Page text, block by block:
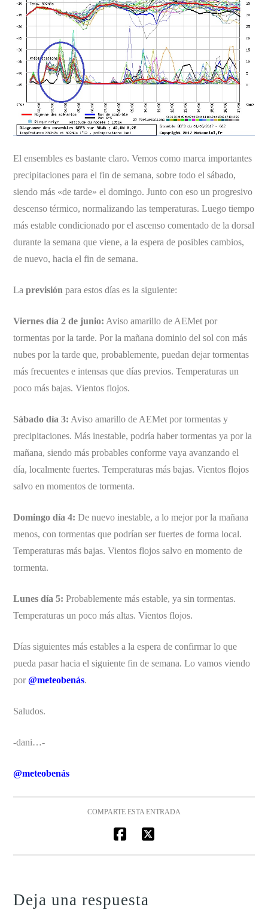
El ensembles es bastante claro. Vemos como marca importantes
precipitaciones para el fin de semana, sobre todo el sábado,
siendo más «de tarde» el domingo. Junto con eso un progresivo
descenso térmico, normalizando las temperaturas. Luego tiempo
más estable condicionado por el ascenso comentado de la dorsal
durante la semana que viene, a la espera de posibles cambios,
de nuevo, hacia el fin de semana.
Laprevisión para estos días es la siguiente:
Viernes día 2 de junio: Aviso amarillo de AEMet por
tormentas por la tarde. Por la mañana dominio del sol con más
nubes por la tarde que, probablemente, puedan dejar tormentas
más frecuentes e intensas que días previos. Temperaturas un
poco más bajas. Vientos flojos.
Sábado día 3: Aviso amarillo de AEMet por tormentas y
precipitaciones. Más inestable, podría haber tormentas ya por la
mañana, siendo más probables conforme vaya avanzando el
día, localmente fuertes. Temperaturas más bajas. Vientos flojos
salvo en momentos de tormenta.
Domingo día 4: De nuevo inestable, a lo mejor por la mañana
menos, con tormentas que podrían ser fuertes de forma local.
Temperaturas más bajas. Vientos flojos salvo en momento de
tormenta.
Lunes día 5: Probablemente más estable, ya sin tormentas.
Temperaturas un poco más altas. Vientos flojos.
Días siguientes más estables a la espera de confirmar lo que
pueda pasar hacia el siguiente fin de semana. Lo vamos viendo
por@meteobenás.
Saludos.
-dani…-
@meteobenás
COMPARTE ESTA ENTRADA
Deja una respuesta